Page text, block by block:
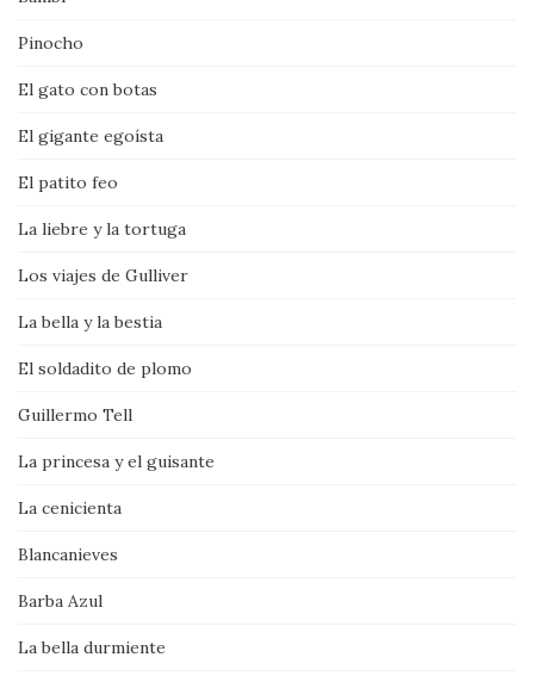
Pinocho
El gato con botas
El gigante egoísta
El patito feo
La liebre y la tortuga
Los viajes de Gulliver
La bella y la bestia
El soldadito de plomo
Guillermo Tell
La princesa y el guisante
La cenicienta
Blancanieves
Barba Azul
La bella durmiente